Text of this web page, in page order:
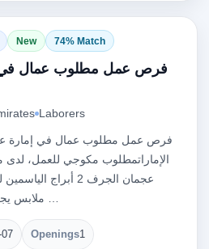
New 74% Match
فرص عمل مطلوب عمال في
Laborers
الإماراتمطلوب مكوجي للعمل،
عجمان الجرف 2 أبراج
Openings1